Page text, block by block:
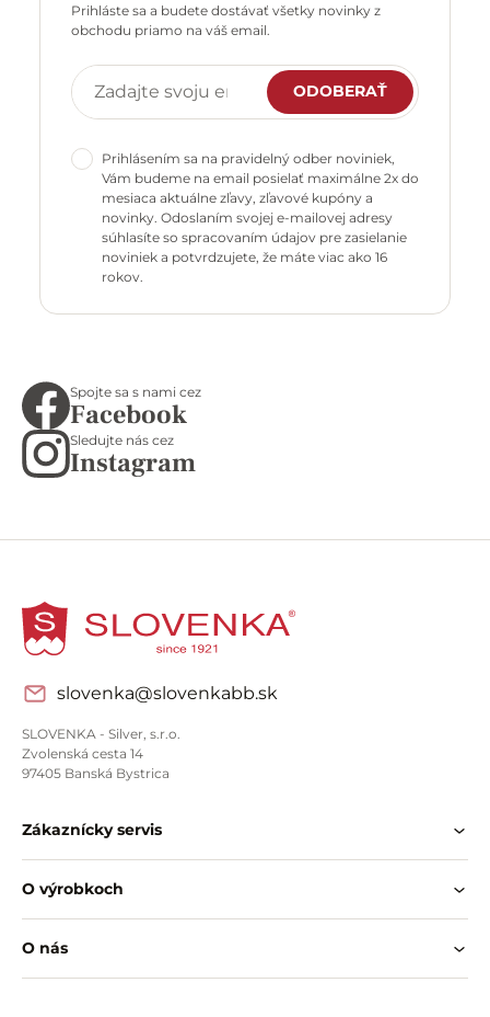
Prihláste sa a budete dostávať všetky novinky z
obchodu priamo na váš email.
ODOBERAŤ
Prihlásením sa na pravidelný odber noviniek,
Vám budeme na email posielať maximálne 2x do
mesiaca aktuálne zľavy, zľavové kupóny a
novinky. Odoslaním svojej e-mailovej adresy
súhlasíte so spracovaním údajov pre zasielanie
noviniek a potvrdzujete, že máte viac ako 16
rokov.
Spojte sa s nami cez
Facebook
Sledujte nás cez
Instagram
slovenka@slovenkabb.sk
SLOVENKA - Silver, s.r.o.
Zvolenská cesta 14
97405 Banská Bystrica
Zákaznícky servis
O výrobkoch
O nás